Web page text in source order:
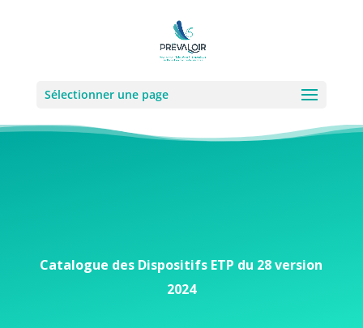
Sélectionner une page
Catalogue des Dispositifs ETP du 28 version
2024